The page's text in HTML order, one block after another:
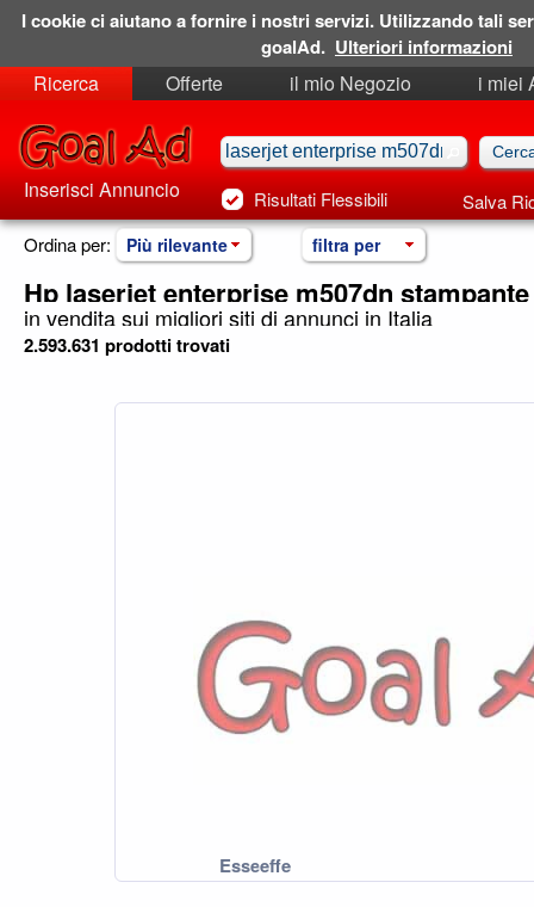
Ricerca Offerte il mio Negozio
i miei
Risultati Flessibili Salva
Inserisci Annuncio
Ordina per: Più rilevante filtra per
Hp laserjet enterprise m507dn
in vendita sui migliori siti di annunci in Italia
2.593.631 prodotti trovati
I cookie ci aiutano a fornire i nostri servizi. Utilizzando tali
goalAd. Ulteriori informazioni